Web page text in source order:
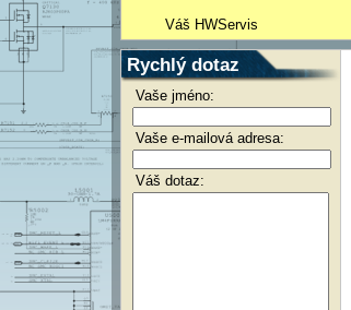
Váš HWServis
Rychlý dotaz
Vaše jméno:
Vaše e-mailová adresa:
Váš dotaz: